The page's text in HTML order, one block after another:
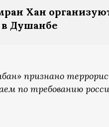
Хан
Душанбе
признано
по требованию